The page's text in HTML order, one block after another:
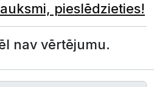
pieslēdzieties!
nav vērtējumu.